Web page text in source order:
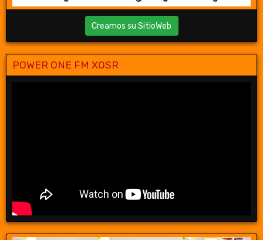
Creamos su SitioWeb
POWER ONE FM XOSR